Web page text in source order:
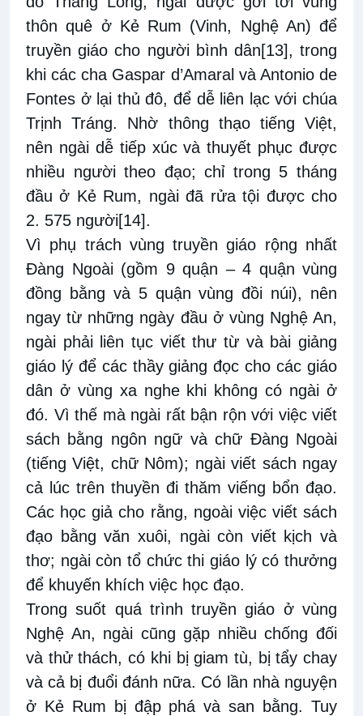
thôn quê ở Kẻ Rum (Vinh, Nghệ An) để
truyền giáo cho người bình dân[13], trong
khi các cha Gaspar d’Amaral và Antonio de
Fontes ở lại thủ đô, để dễ liên lạc với chúa
Trịnh Tráng. Nhờ thông thạo tiếng Việt,
nên ngài dễ tiếp xúc và thuyết phục được
nhiều người theo đạo; chỉ trong 5 tháng
đầu ở Kẻ Rum, ngài đã rửa tội được cho
2. 575 người[14].
Vì phụ trách vùng truyền giáo rộng nhất
Đàng Ngoài (gồm 9 quận – 4 quận vùng
đồng bằng và 5 quận vùng đồi núi), nên
ngay từ những ngày đầu ở vùng Nghệ An,
ngài phải liên tục viết thư từ và bài giảng
giáo lý để các thầy giảng đọc cho các giáo
dân ở vùng xa nghe khi không có ngài ở
đó. Vì thế mà ngài rất bận rộn với việc viết
sách bằng ngôn ngữ và chữ Đàng Ngoài
(tiếng Việt, chữ Nôm); ngài viết sách ngay
cả lúc trên thuyền đi thăm viếng bổn đạo.
Các học giả cho rằng, ngoài việc viết sách
đạo bằng văn xuôi, ngài còn viết kịch và
thơ; ngài còn tổ chức thi giáo lý có thưởng
để khuyến khích việc học đạo.
Trong suốt quá trình truyền giáo ở vùng
Nghệ An, ngài cũng gặp nhiều chống đối
và thử thách, có khi bị giam tù, bị tẩy chay
và cả bị đuổi đánh nữa. Có lần nhà nguyện
ở Kẻ Rum bị đập phá và san bằng. Tuy